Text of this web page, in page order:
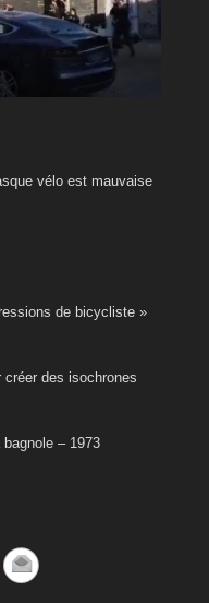
vélo est mauvaise
de bicycliste »
créer des isochrones
bagnole – 1973